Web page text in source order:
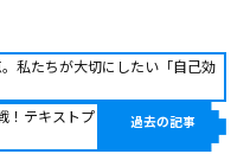
私たちが大切にしたい「自己効
！テキストプ
過去の記事